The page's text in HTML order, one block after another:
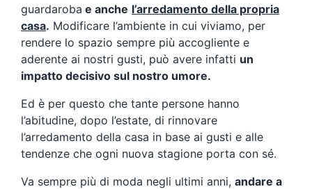
guardaroba e anche l’arredamento della propria
casa. Modificare l’ambiente in cui viviamo, per
rendere lo spazio sempre più accogliente e
aderente ai nostri gusti, può avere infatti un
impatto decisivo sul nostro umore.
Ed è per questo che tante persone hanno
l’abitudine, dopo l’estate, di rinnovare
l’arredamento della casa in base ai gusti e alle
tendenze che ogni nuova stagione porta con sé.
Va sempre più di moda negli ultimi anni, andare a